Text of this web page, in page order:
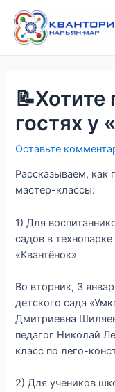
содержимому
гостях у
Оставьте
Рассказываем, как
мастер-классы:
1) Для
садов в
«Квантёнок»
Во вторник, 3
детского сада
Дмитриевна
педагог Николай
класс по лего-
2) Для учеников
по
записям